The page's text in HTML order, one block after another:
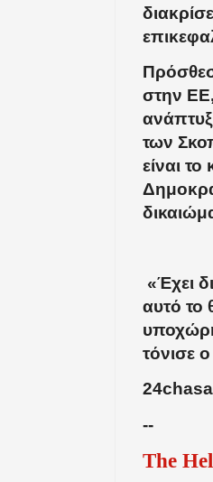
στην
των
είναι
«Έχει
αυτό το
τόνισε
--
The